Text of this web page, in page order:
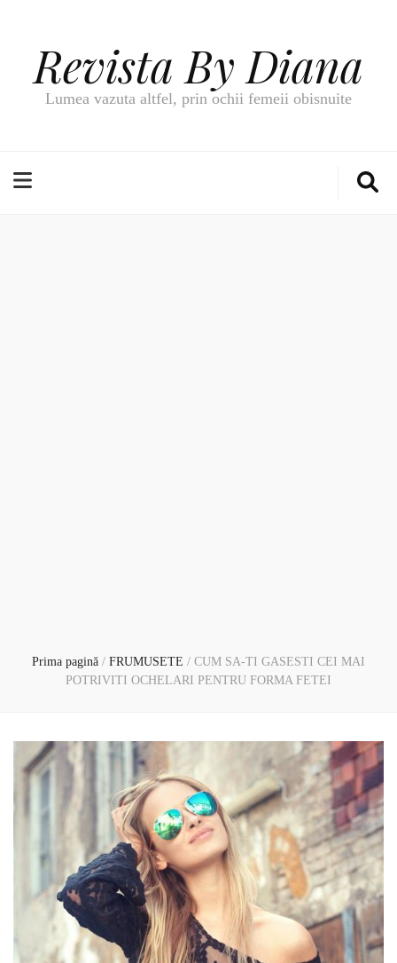
Revista By Diana
Lumea vazuta altfel, prin ochii femeii obisnuite
Prima pagină / FRUMUSETE / CUM SA-TI GASESTI CEI MAI
POTRIVITI OCHELARI PENTRU FORMA FETEI